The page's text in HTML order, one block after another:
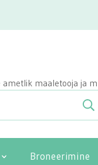
maaletooja ja
Broneerimine